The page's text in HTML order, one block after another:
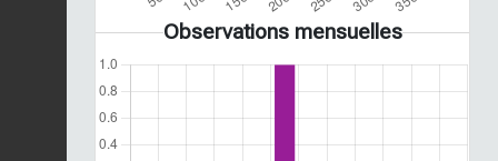
Observations mensuelles